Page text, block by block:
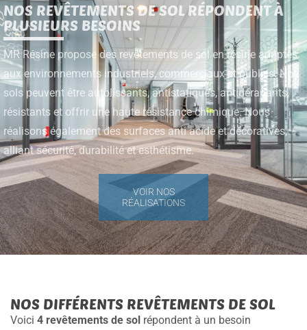
NOS REVÊTEMENTS DE SOL RÉPONDENT À
PLUSIEURS BESOINS
MR Résine propose des revêtements de sol en résine adaptés
aux environnements industriels, commerciaux et publics. Nos
sols peuvent être autolissants, antistatiques, antidérapants,
résistants et offrir une haute résistance chimique. Nous
réalisons également des surfaces anti acide et décoratives,
alliant sécurité, durabilité et esthétisme.
VOIR NOS
RÉALISATIONS
NOS DIFFÉRENTS REVÊTEMENTS DE SOL
Voici 4 revêtements de sol répondent à un besoin